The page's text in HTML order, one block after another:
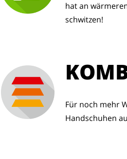
hat an
schwitzen!
Für noch mehr
Handschuhen